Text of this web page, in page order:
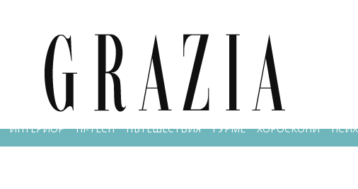
КРАСОТА & ЗДРАВЕ ОЧИ В ОЧИ LIFESTYLE
ИНТЕРИОР HI-TECH ПЪТЕШЕСТВИЯ ГУРМЕ ХОРОСКОПИ
GRAZIA MAMA